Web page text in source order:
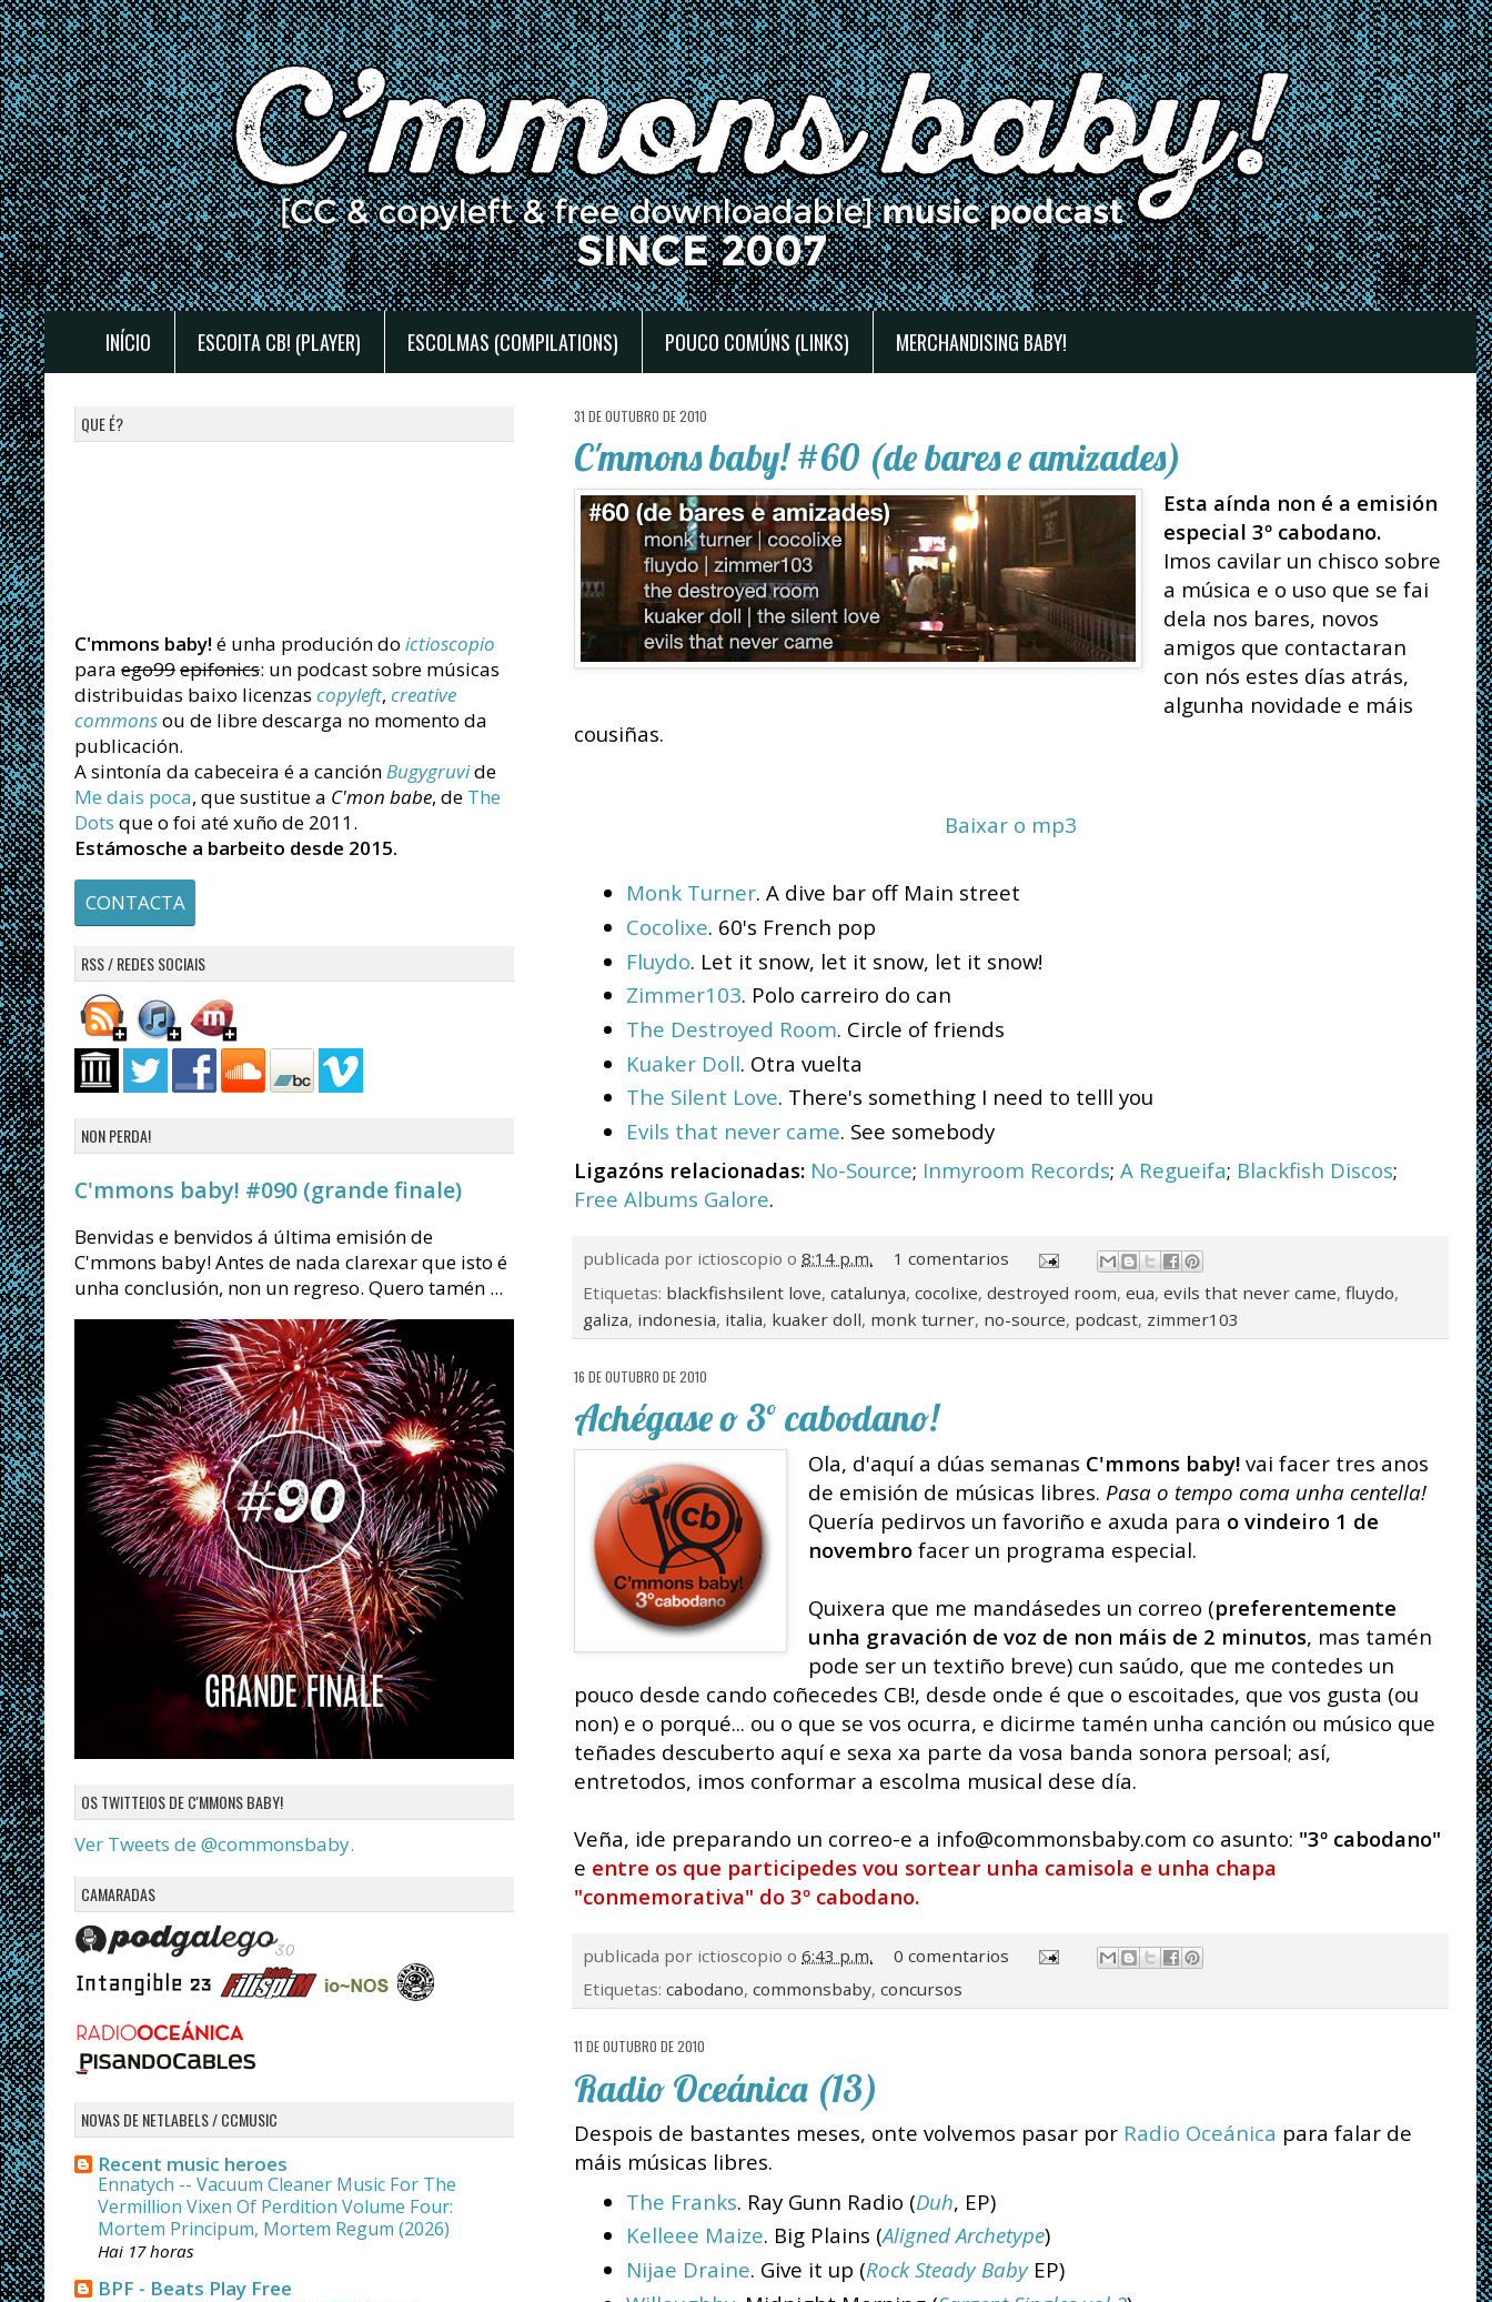
INÍCIO ESCOITA CB! (PLAYER) ESCOLMAS (COMPILATIONS) POUCO COMÚNS (LINKS) MERCHANDISING BABY!
31 DE OUTUBRO DE 2010
C'mmons baby! #60 (de bares e amizades)
Esta aínda non é a emisión
especial 3º cabodano.
Imos cavilar un chisco sobre
a música e o uso que se fai
dela nos bares, novos
amigos que contactaran
con nós estes días atrás,
algunha novidade e máis
cousiñas.
Baixar o mp3
Monk Turner. A dive bar off Main street
Cocolixe. 60's French pop
Fluydo. Let it snow, let it snow, let it snow!
Zimmer103. Polo carreiro do can
The Destroyed Room. Circle of friends
Kuaker Doll. Otra vuelta
The Silent Love. There's something I need to telll you
Evils that never came. See somebody
Ligazóns relacionadas: No-Source; Inmyroom Records; A Regueifa; Blackfish Discos;
Free Albums Galore.
publicada por ictioscopio o 8:14 p.m.
1 comentarios
Etiquetas: blackfishsilent love, catalunya, cocolixe, destroyed room, eua, evils that never came, fluydo,
galiza, indonesia, italia, kuaker doll, monk turner, no-source, podcast, zimmer103
16 DE OUTUBRO DE 2010
Achégase o 3º cabodano!
Ola, d'aquí a dúas semanas C'mmons baby!vai facer tres anos
de emisión de músicas libres. Pasa o tempo coma unha centella!
Quería pedirvos un favoriño e axuda para o vindeiro 1 de
novembrofacer un programa especial.
Quixera que me mandásedes un correo (preferentemente
unha gravación de voz de non máis de 2 minutos, mas tamén
pode ser un textiño breve) cun saúdo, que me contedes un
pouco desde cando coñecedes CB!, desde onde é que o escoitades, que vos gusta (ou
non) e o porqué... ou o que se vos ocurra, e dicirme tamén unha canción ou músico que
teñades descuberto aquí e sexa xa parte da vosa banda sonora persoal; así,
entretodos, imos conformar a escolma musical dese día.
Veña, ide preparando un correo-e a info@commonsbaby.com co asunto: "3º cabodano"
e entre os que participedes vou sortear unha camisola e unha chapa
"conmemorativa" do 3º cabodano.
publicada por ictioscopio o 6:43 p.m.
0 comentarios
Etiquetas: cabodano, commonsbaby, concursos
11 DE OUTUBRO DE 2010
Radio Oceánica (13)
Despois de bastantes meses, onte volvemos pasar por Radio Oceánica para falar de
máis músicas libres.
The Franks. Ray Gunn Radio (Duh, EP)
Kelleee Maize. Big Plains (Aligned Archetype)
Nijae Draine. Give it up (Rock Steady Baby EP)
QUE É?
C'mmons baby! é unha produción do ictioscopio
para ego99epifonics: un podcast sobre músicas
distribuidas baixo licenzas copyleft, creative
commonsou de libre descarga no momento da
publicación.
A sintonía da cabeceira é a canción Bugygruvide
Me dais poca, que sustitue a C'mon babe, de The
Dots que o foi até xuño de 2011.
Estámosche a barbeito desde 2015.
CONTACTA
RSS / REDES SOCIAIS
NON PERDA!
C'mmons baby! #090 (grande finale)
Benvidas e benvidos á última emisión de
C'mmons baby! Antes de nada clarexar que isto é
unha conclusión, non un regreso. Quero tamén ...
OS TWITTEIOS DE C'MMONS BABY!
Ver Tweets de @commonsbaby.
CAMARADAS
NOVAS DE NETLABELS / CCMUSIC
Recent music heroes
Ennatych -- Vacuum Cleaner Music For The
Vermillion Vixen Of Perdition Volume Four:
Mortem Principum, Mortem Regum (2026)
Hai 17 horas
BPF - Beats Play Free